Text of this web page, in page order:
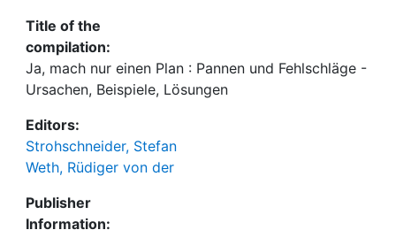
Title of the
compilation:
Ja, mach nur einen Plan : Pannen und Fehlschläge -
Ursachen, Beispiele, Lösungen
Editors:
Strohschneider, Stefan
Weth, Rüdiger von der
Publisher
Information: